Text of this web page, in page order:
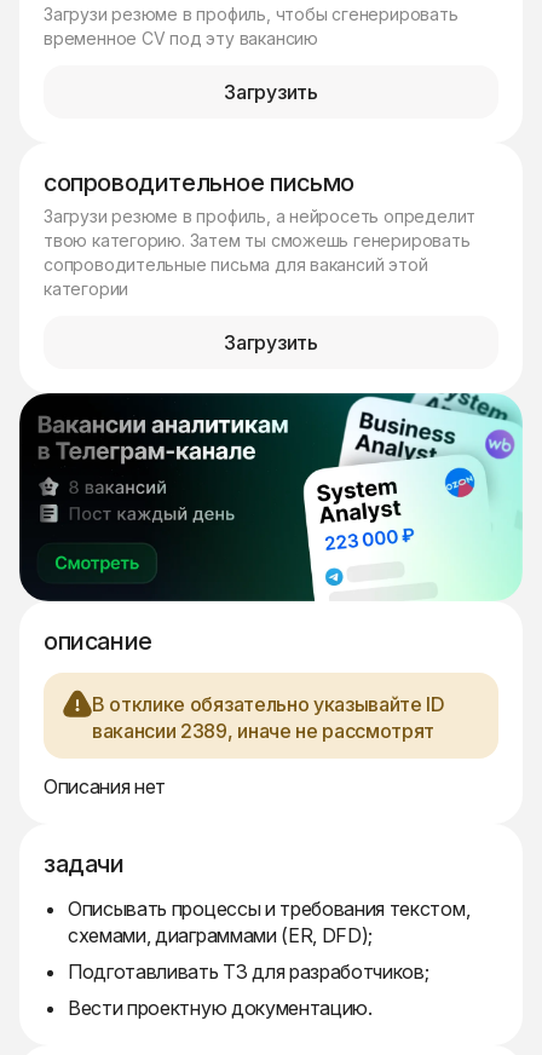
Загрузи резюме в профиль, чтобы сгенерировать
временное CV под эту вакансию
Загрузить
сопроводительное письмо
Загрузи резюме в профиль, а нейросеть определит
твою категорию. Затем ты сможешь генерировать
сопроводительные письма для вакансий этой
категории
Загрузить
описание
В отклике обязательно указывайте ID
вакансии 2389, иначе не рассмотрят
Описания нет
задачи
Описывать процессы и требования текстом,
схемами, диаграммами (ER, DFD);
Подготавливать ТЗ для разработчиков;
Вести проектную документацию.